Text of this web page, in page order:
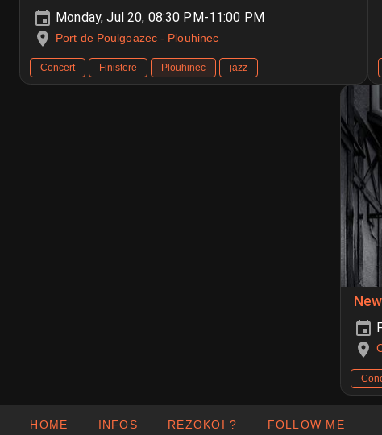
Monday, Jul 20, 08:30 PM-11:00 PM
Port de Poulgoazec - Plouhinec
Concert Finistere Plouhinec jazz
HOME INFOS REZOKOI ? FOLLOW ME